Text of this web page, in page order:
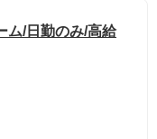
ム/日勤のみ/高給